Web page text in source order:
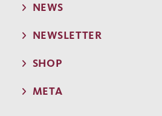
NEWS
NEWSLETTER
SHOP
META